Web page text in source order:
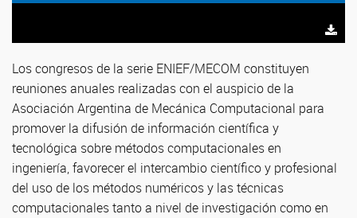
Los congresos de la serie ENIEF/MECOM constituyen
reuniones anuales realizadas con el auspicio de la
Asociación Argentina de Mecánica Computacional para
promover la difusión de información científica y
tecnológica sobre métodos computacionales en
ingeniería, favorecer el intercambio científico y profesional
del uso de los métodos numéricos y las técnicas
computacionales tanto a nivel de investigación como en